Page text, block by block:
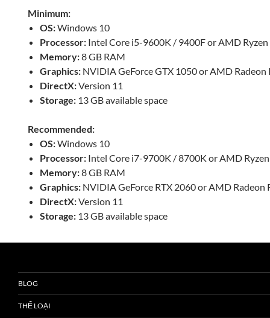
Minimum:
OS:Windows 10
Processor: Intel Core i5-9600K / 9400F or AMD
Memory:8 GB RAM
Graphics: NVIDIA GeForce GTX 1050 or AMD Radeon
DirectX:Version 11
Storage: 13 GB available space
Recommended:
OS:Windows 10
Processor: Intel Core i7-9700K / 8700K or AMD
Memory:8 GB RAM
Graphics: NVIDIA GeForce RTX 2060 or AMD Radeon
DirectX:Version 11
Storage: 13 GB available space
BLOG
THỂ LOẠI